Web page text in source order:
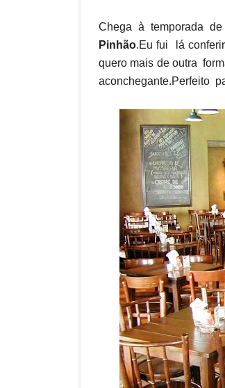
Chega à temporada
Pinhão.Eu fui lá
quero mais de outra
aconchegante.Perfeito